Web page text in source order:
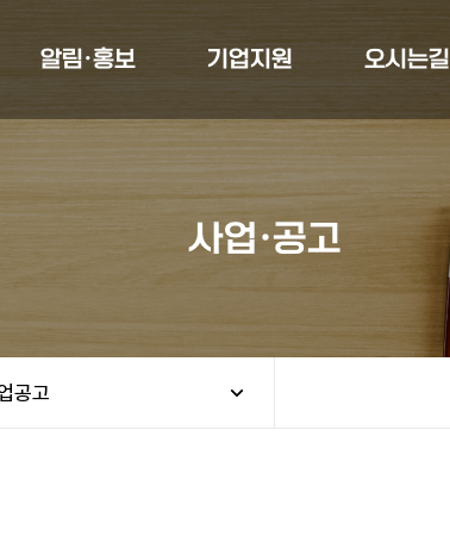
알림·홍보 기업지원 오시는길
사업·공고
공고